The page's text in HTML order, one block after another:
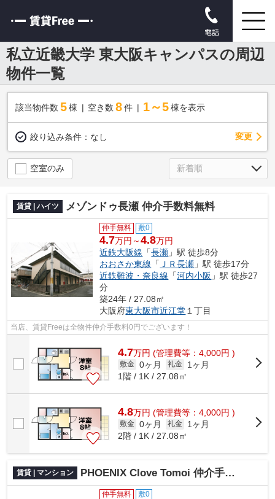
電話
私立近畿大学 東大阪キャンパスの周辺
物件一覧
該当物件数 5棟 空き数 8 件 1～5 棟を表示
絞り込み条件： なし 変更
空室のみ
賃貸 | ハイツ メゾンドゥ長瀬 仲介手数料無料
仲手無料 敷0
4.7万円～4.8万円
近鉄大阪線 「長瀬 」駅 徒歩8分
おおさか東線 「 ＪＲ長瀬 」駅 徒歩17分
近鉄難波・奈良線 「河内小阪 」駅 徒歩27
分
築24年 / 27.08㎡
大阪府東大阪市近江堂 １丁目
当店、賃貸Freeは全物件仲介手数料0円でございます！
4.7万円 (管理費等：4,000円 )
敷金 0ヶ月 礼金
1ヶ月
1階 / 1K / 27.08㎡
4.8万円 (管理費等：4,000円 )
敷金 0ヶ月 礼金
1ヶ月
2階 / 1K / 27.08㎡
賃貸 | マンション PHOENIX Clove Tomoi 仲介手数料無料
仲手無料 敷0